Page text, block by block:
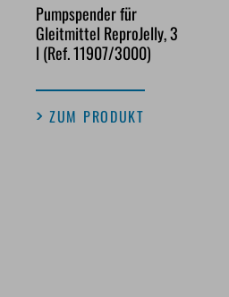
Pumpspender für
Gleitmittel ReproJelly, 3
l (Ref. 11907/3000)
ZUM PRODUKT